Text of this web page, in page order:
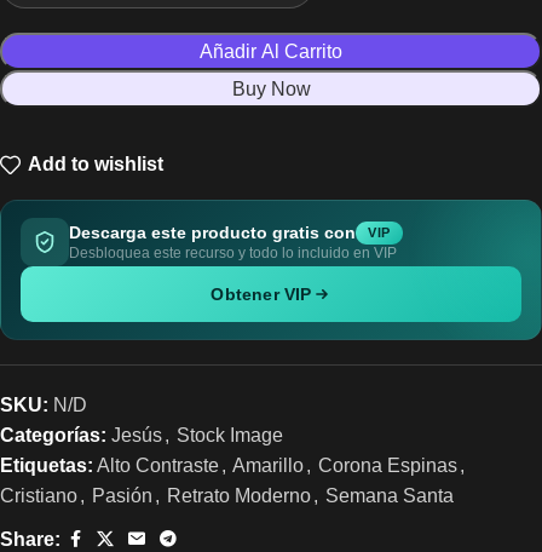
Añadir Al Carrito
Buy Now
Add to wishlist
Descarga este producto gratis con VIP
Desbloquea este recurso y todo lo incluido en VIP
Obtener VIP
SKU: N/D
Categorías: Jesús, Stock Image
Etiquetas: Alto Contraste, Amarillo, Corona Espinas,
Cristiano, Pasión , Retrato Moderno, Semana Santa
Share: